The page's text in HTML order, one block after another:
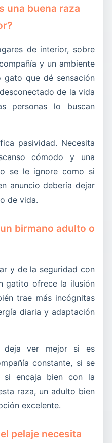
una buena raza
de interior, sobre
y un ambiente
que dé sensación
de la vida
personas lo buscan
pasividad. Necesita
cómodo y una
se le ignore como si
anuncio debería dejar
de vida.
birmano adulto o
y de la seguridad con
gatito ofrece la ilusión
trae más incógnitas
diaria y adaptación
deja ver mejor si es
constante, si se
si encaja bien con la
raza, un adulto bien
excelente.
pelaje necesita